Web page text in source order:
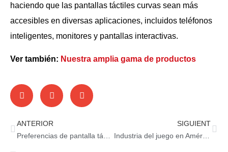
haciendo que las pantallas táctiles curvas sean más
accesibles en diversas aplicaciones, incluidos teléfonos
inteligentes, monitores y pantallas interactivas.
Ver también: Nuestra amplia gama de productos
ANTERIOR
SIGUIENT
Industria del juego en América Latina: el panorama en evolución